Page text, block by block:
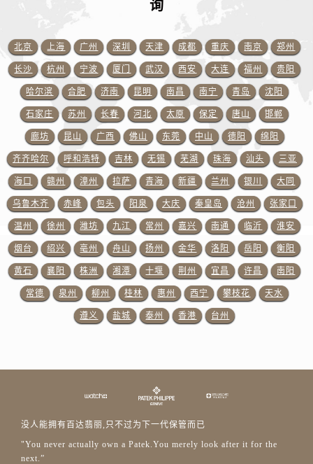
广东省江门市蓬江区广场西路百达翡丽售后服务中心（需提前预约）
广东省揭阳市榕城进贤门步行街百达翡丽售后服务中心（需提前预约）
广东省茂名市电白区水东街道迎宾大道百达翡丽售后服务中心（需提前预约）
广东省梅州市梅江区金燕大道百达翡丽售后服务中心（需提前预约）
广东省清远市清城区湖西路百达翡丽售后服务中心（需提前预约）
广东省汕头市龙湖区长平路百达翡丽售后服务中心（需提前预约）
广东省汕尾市城区香洲街道园林社区翠园街百达翡丽售后服务中心（需提前预约）
广东省韶关市武江区芙蓉新区与老城中心交汇处百达翡丽售后服务中心（需提前预约）
广东省深圳市罗湖区深南东路5001号华润大厦17层1701室百达翡丽售后服务中心（需提前预约）
广东省阳江市江城区东风一路百达翡丽售后服务中心（需提前预约）
广东省云浮市云城区金山路百达翡丽售后服务中心（需提前预约）
广东省湛江市赤坎区观海北路百达翡丽售后服务中心（需提前预约）
广东省肇庆市端州区信安大道与砚都大道交汇处百达翡丽售后服务中心（需提前预约）
广西壮族自治区百色市右江区中山二路百达翡丽售后服务中心（需提前预约）
询
北京 上海 广州 深圳 天津 成都 重庆 南京 郑州
长沙 杭州 宁波 厦门 武汉 西安 大连 福州 贵阳
哈尔滨 合肥 济南 昆明 南昌 南宁 青岛 沈阳
石家庄 苏州 长春 河北 太原 保定 唐山 邯郸
廊坊 昆山 广西 佛山 东莞 中山 德阳 绵阳
齐齐哈尔 呼和浩特 吉林 无锡 芜湖 珠海 汕头 三亚
海口 赣州 漳州 拉萨 青海 新疆 兰州 银川 大同
乌鲁木齐 赤峰 包头 阳泉 大庆 秦皇岛 沧州 张家口
温州 徐州 潍坊 九江 常州 嘉兴 南通 临沂 淮安
烟台 绍兴 亳州 舟山 扬州 金华 洛阳 岳阳 衡阳
黄石 襄阳 株洲 湘潭 十堰 荆州 宜昌 许昌 南阳
常德 泉州 柳州 桂林 惠州 西宁 攀枝花 天水
遵义 盐城 泰州 香港 台州
没人能拥有百达翡丽,只不过为下一代保管而已
"You never actually own a Patek.You merely look after it for the
next.”